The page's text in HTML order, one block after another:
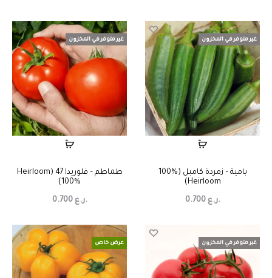
غير متوفر في المخزون
بامية – زمردة كامبل (%100
Heirloom)
0.700 ر.ع.
غير متوفر في المخزون
طماطم – فلوريدا 47 (Heirloom
100%)
0.700 ر.ع.
غير متوفر في المخزون عرض خاص